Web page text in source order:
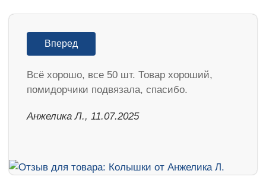
Вперед
Всё хорошо, все 50 шт. Товар хороший,
помидорчики подвязала, спасибо.
Анжелика Л., 11.07.2025